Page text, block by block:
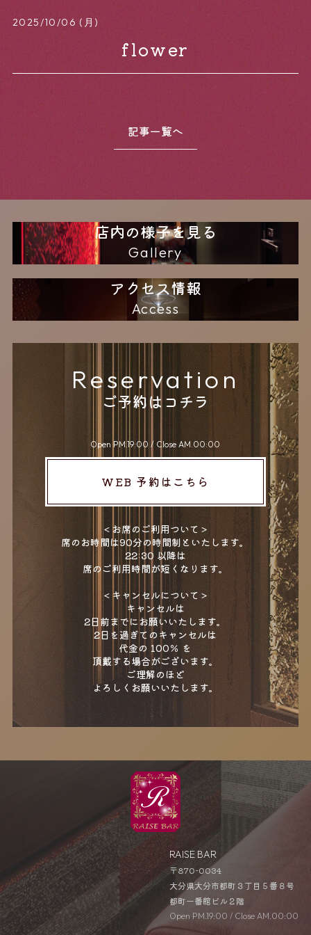
Concept Access
Menu Gallery
JA EN KR CN
ご予約はコチラ
WEB 予約はこちら
＜お席のご利用ついて＞
席のお時間は90分の時間制といたします。
22:30 以降は
席のご利用時間が短くなります。
＜キャンセルについて＞
キャンセルは
2日前までにお願いいたします。
2日を過ぎてのキャンセルは
代金の 100％ を
ご理解のほど
2025/10/06 (月)
flower
記事一覧へ
店内の様子を見る
Gallery
アクセス情報
Access
Reservation
ご予約はコチラ
Open PM.19:00 / Close AM.00:00
WEB 予約はこちら
＜お席のご利用ついて＞
席のお時間は90分の時間制といたします。
22:30 以降は
席のご利用時間が短くなります。
＜キャンセルについて＞
キャンセルは
2日前までにお願いいたします。
2日を過ぎてのキャンセルは
代金の 100％ を
頂戴する場合がございます。
ご理解のほど
よろしくお願いいたします。
RAISE BAR
〒870-0034
大分県大分市都町３丁目５番８号
都町一番館ビル２階
Open PM.19:00 / Close AM.00:00